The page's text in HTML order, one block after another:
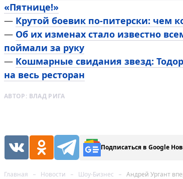
«Пятнице!»
— Крутой боевик по-питерски: чем
— Об их изменах стало известно
поймали за руку
— Кошмарные свидания звезд:
на весь ресторан
АВТОР: ВЛАД РИГА
Подписаться в Google
Главная Новости Шоу-Бизнес Андрей Ургант